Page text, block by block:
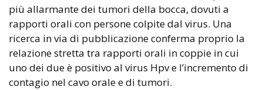
più allarmante dei tumori della bocca, dovuti a
rapporti orali con persone colpite dal virus. Una
ricerca in via di pubblicazione conferma proprio la
relazione stretta tra rapporti orali in coppie in cui
uno dei due è positivo al virus Hpv e l’incremento di
contagio nel cavo orale e di tumori.